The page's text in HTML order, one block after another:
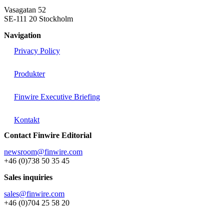
Vasagatan 52
SE-111 20 Stockholm
Navigation
Privacy Policy
Produkter
Finwire Executive Briefing
Kontakt
Contact Finwire Editorial
newsroom@finwire.com
+46 (0)738 50 35 45
Sales inquiries
sales@finwire.com
+46 (0)704 25 58 20